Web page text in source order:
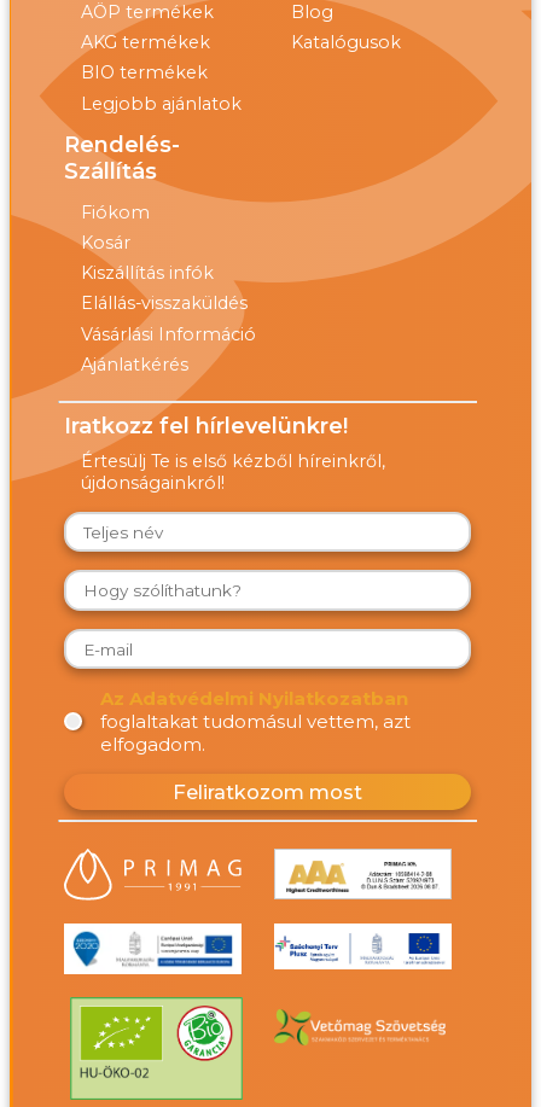
AÖP termékek
AKG termékek
BIO termékek
Legjobb ajánlatok
Blog
Katalógusok
Rendelés-
Szállítás
Fiókom
Kosár
Kiszállítás infók
Elállás-visszaküldés
Vásárlási Információ
Ajánlatkérés
Iratkozz fel hírlevelünkre!
Értesülj Te is első kézből híreinkről,
újdonságainkról!
Az Adatvédelmi Nyilatkozatban
foglaltakat tudomásul vettem, azt
elfogadom.
Feliratkozom most